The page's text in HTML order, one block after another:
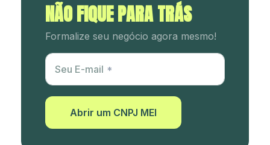
NÃO FIQUE PARA TRÁS
Formalize seu negócio agora mesmo!
Utm Content
Seu E-mail
Abrir um CNPJ MEI